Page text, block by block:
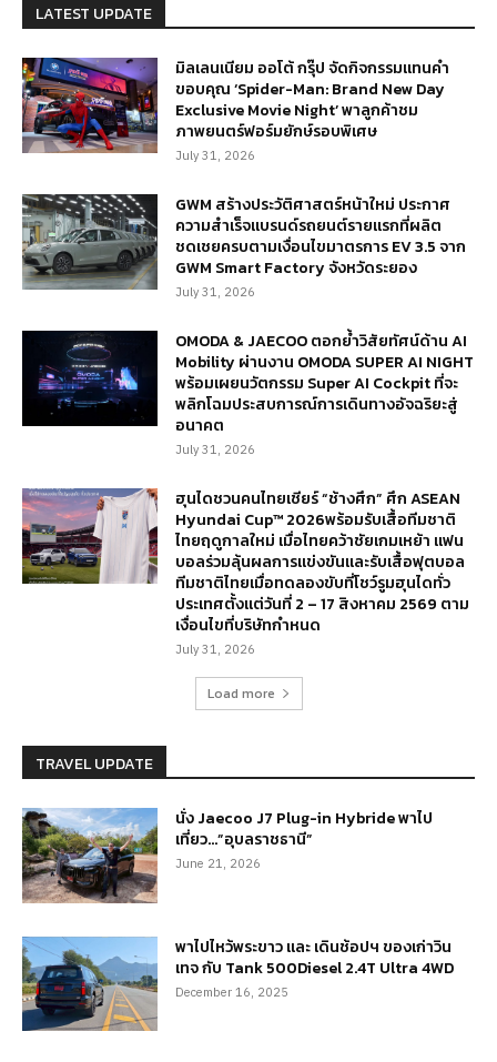
LATEST UPDATE
มิลเลนเนียม ออโต้ กรุ๊ป จัดกิจกรรมแทนคำ
ขอบคุณ ‘Spider-Man: Brand New Day
Exclusive Movie Night’ พาลูกค้าชม
ภาพยนตร์ฟอร์มยักษ์รอบพิเศษ
July 31, 2026
GWM สร้างประวัติศาสตร์หน้าใหม่ ประกาศ
ความสำเร็จแบรนด์รถยนต์รายแรกที่ผลิต
ชดเชยครบตามเงื่อนไขมาตรการ EV 3.5 จาก
GWM Smart Factory จังหวัดระยอง
July 31, 2026
OMODA & JAECOO ตอกย้ำวิสัยทัศน์ด้าน AI
Mobility ผ่านงาน OMODA SUPER AI NIGHT
พร้อมเผยนวัตกรรม Super AI Cockpit ที่จะ
พลิกโฉมประสบการณ์การเดินทางอัจฉริยะสู่
อนาคต
July 31, 2026
ฮุนไดชวนคนไทยเชียร์ “ช้างศึก” ศึก ASEAN
Hyundai Cup™ 2026พร้อมรับเสื้อทีมชาติ
ไทยฤดูกาลใหม่ เมื่อไทยคว้าชัยเกมเหย้า แฟน
บอลร่วมลุ้นผลการแข่งขันและรับเสื้อฟุตบอล
ทีมชาติไทยเมื่อทดลองขับที่โชว์รูมฮุนไดทั่ว
ประเทศตั้งแต่วันที่ 2 – 17 สิงหาคม 2569 ตาม
เงื่อนไขที่บริษัทกำหนด
July 31, 2026
Load more
TRAVEL UPDATE
นั่ง Jaecoo J7 Plug-in Hybride พาไป
เที่ยว…”อุบลราชธานี”
June 21, 2026
พาไปไหว้พระขาว และ เดินช้อปฯ ของเก่าวิน
เทจ กับ Tank 500Diesel 2.4T Ultra 4WD
December 16, 2025